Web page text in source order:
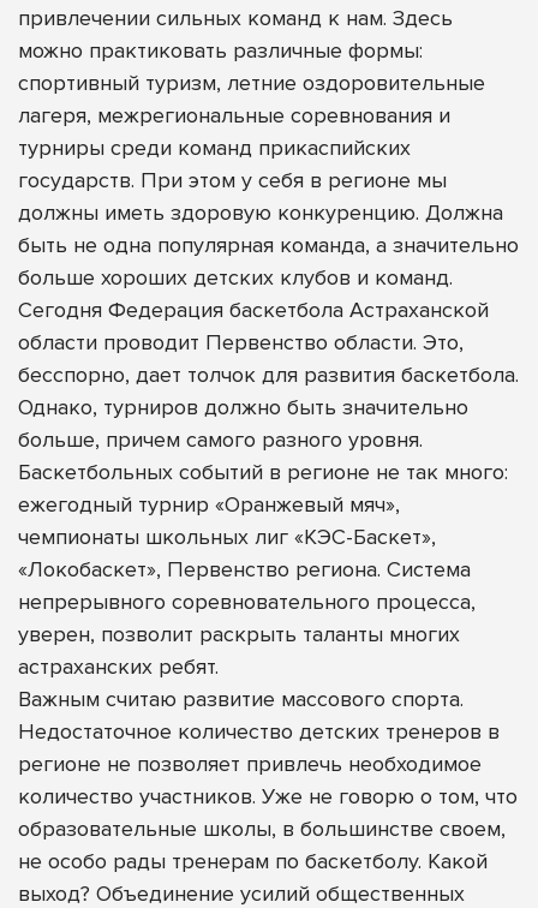
привлечении сильных команд к нам. Здесь
можно практиковать различные формы:
спортивный туризм, летние оздоровительные
лагеря, межрегиональные соревнования и
турниры среди команд прикаспийских
государств. При этом у себя в регионе мы
должны иметь здоровую конкуренцию. Должна
быть не одна популярная команда, а значительно
больше хороших детских клубов и команд.
Сегодня Федерация баскетбола Астраханской
области проводит Первенство области. Это,
бесспорно, дает толчок для развития баскетбола.
Однако, турниров должно быть значительно
больше, причем самого разного уровня.
Баскетбольных событий в регионе не так много:
ежегодный турнир «Оранжевый мяч»,
чемпионаты школьных лиг «КЭС-Баскет»,
«Локобаскет», Первенство региона. Система
непрерывного соревновательного процесса,
уверен, позволит раскрыть таланты многих
астраханских ребят.
Важным считаю развитие массового спорта.
Недостаточное количество детских тренеров в
регионе не позволяет привлечь необходимое
количество участников. Уже не говорю о том, что
образовательные школы, в большинстве своем,
не особо рады тренерам по баскетболу. Какой
выход? Объединение усилий общественных